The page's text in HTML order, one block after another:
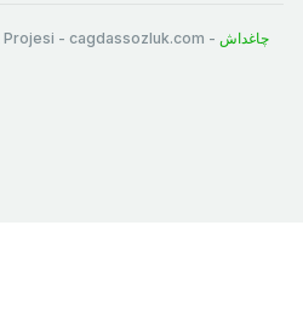
Projesi - cagdassozluk.com - چاغداش